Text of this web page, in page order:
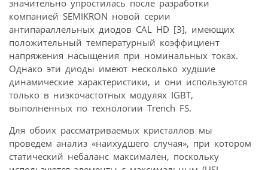
значительно упростилась после разработки
компанией SEMIKRON новой серии
антипараллельных диодов CAL HD [3], имеющих
положительный температурный коэффициент
напряжения насыщения при номинальных токах.
Однако эти диоды имеют несколько худшие
динамические характеристики, и они используются
только в низкочастотных модулях IGBT,
выполненных по технологии Trench FS.
Для обоих рассматриваемых кристаллов мы
проведем анализ «наихудшего случая», при котором
статический небаланс максимален, поскольку